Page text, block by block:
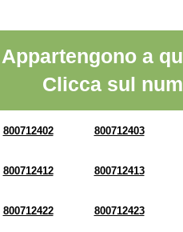
Appartengono a
Clicca sul
800712402 800712403
800712412 800712413
800712422 800712423